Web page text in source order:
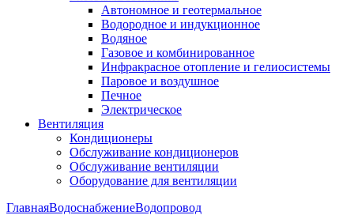
Автономное и геотермальное
Водородное и индукционное
Водяное
Газовое и комбинированное
Инфракрасное отопление и гелиосистемы
Паровое и воздушное
Печное
Электрическое
Вентиляция
Кондиционеры
Обслуживание кондиционеров
Обслуживание вентиляции
Оборудование для вентиляции
ГлавнаяВодоснабжениеВодопровод